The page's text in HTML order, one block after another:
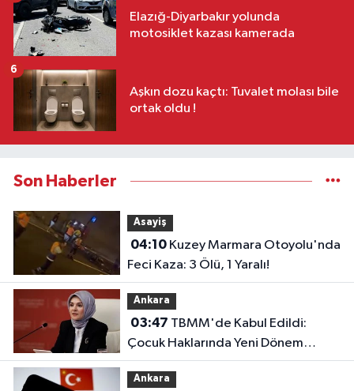
Elazığ-Diyarbakır yolunda
motosiklet kazası kamerada
Aşkın dozu kaçtı: Tuvalet molası bile
ortak oldu !
6
Son Haberler
Asayiş
04:10Kuzey Marmara Otoyolu'nda
Feci Kaza: 3 Ölü, 1 Yaralı!
Ankara
03:47
Çocuk Haklarında Yeni Dönem
Başlıyor!
Ankara